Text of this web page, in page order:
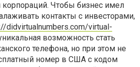
корпораций. Чтобы бизнес имел
контакты с инвесторами,
didvirtualnumbers.com/virtual-
возможность стать
телефона, но при этом не
номер в США с кодом